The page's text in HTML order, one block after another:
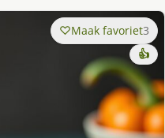
Maak favoriet3
👍